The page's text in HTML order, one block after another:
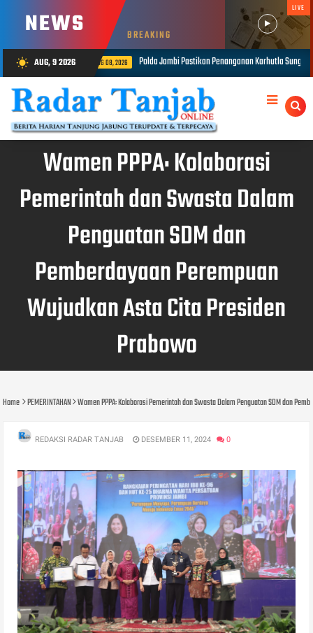
NEWS BREAKING
LIVE
wb_sunny AUG, 9 2026
Pastikan Penanganan Karhutla Sungai Gelam Maksimal AUG 08, 2026 1.848
Wamen PPPA: Kolaborasi
Pemerintah dan Swasta Dalam
Penguatan SDM dan
Pemberdayaan Perempuan
Wujudkan Asta Cita Presiden
Prabowo
Home PEMERINTAHAN Wamen PPPA: Kolaborasi Pemerintah dan Swasta Dalam Penguatan SDM dan
REDAKSI RADAR TANJAB DESEMBER 11, 2024 0